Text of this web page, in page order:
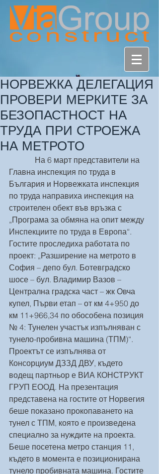
НОРВЕЖКА ДЕЛЕГАЦИЯ
ПРОВЕРИ МЕРКИТЕ ЗА
БЕЗОПАСТНОСТ НА
ТРУДА ПРИ СТРОЕЖА
НА МЕТРОТО
Главна инспекция по труда в
България и Норвежката инспекция
по труда направиха инспекция на
строителен обект във връзка с
„Програма за обмяна на опит между
Инспекциите по труда в Европа“.
Гостите проследиха работата по
проект: „Разширение на метрото в
София – депо бул. Ботевградско
шосе – бул. Владимир Вазов –
Централна градска част – жк Овча
купел, Първи етап – от км 4+950 до
км 11+966,34 по обособена позиция
№ 4: Тунелен участък изпълняван с
тунело-пробивна машина (ТПМ)“.
Проектът се изпълнява от
Консорциум ДЗЗД ДВУ, където
водещ партньор е ВИА КОНСТРУКТ
ГРУП ЕООД. На презентация
представена на гостите от Норвегия
беше показано прокопаването на
тунел с ТПМ, която е произведена
специално за нуждите на проекта.
Беше посетена метро станция 11,
където в момента е позиционирана
тунело пробивната машина. Гостите